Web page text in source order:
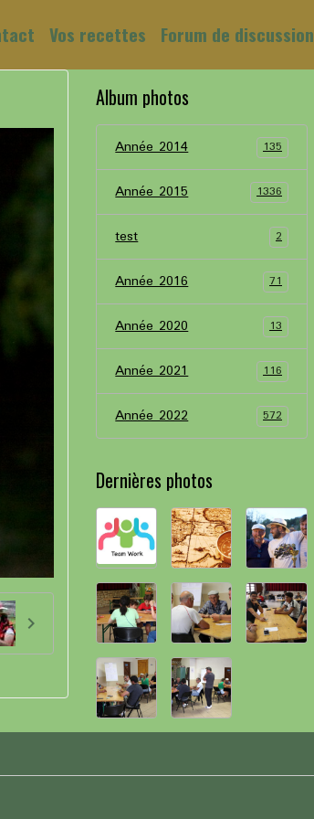
Vos recettes Forum de discussion
Album photos
Année 2014 135
Année 2015 1336
test 2
Année 2016 71
Année 2020 13
Année 2021 116
Année 2022 572
Dernières photos